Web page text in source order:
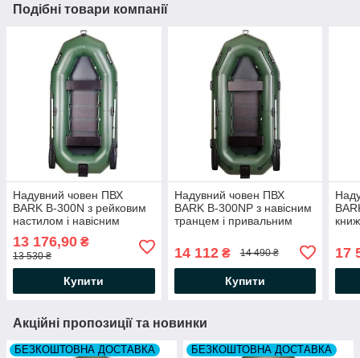
Подібні товари компанії
Надувний човен ПВХ
BARK B-300N з рейковим
настилом і навісним
В-300 з транцем
13 176,90 ₴
13 530 ₴
Купити
Надувний човен ПВХ
BARK B-300NP з навісним
транцем і привальним
В-300 з транцем
14 112₴ 14 490 ₴
Купити
17
Акційні пропозиції та новинки
БЕЗКОШТОВНА ДОСТАВКА
БЕЗКОШТОВНА ДОСТАВКА